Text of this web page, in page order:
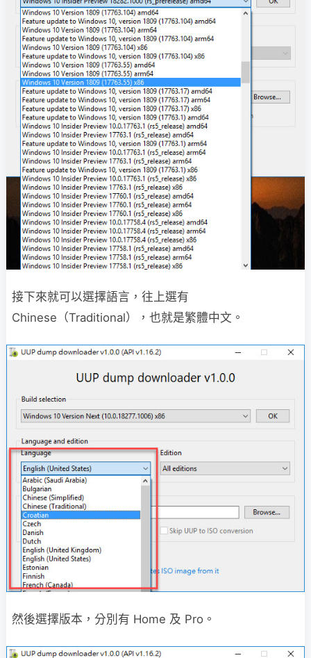
接下來就可以選擇語言，往上選有
Chinese（Traditional），也就是繁體中文。
然後選擇版本，分別有 Home 及 Pro。